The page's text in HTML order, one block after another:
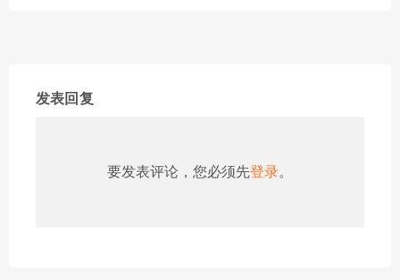
发表回复
要发表评论，您必须先登录。